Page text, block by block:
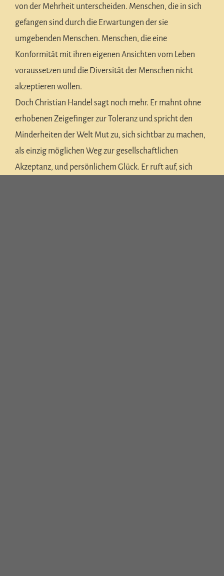
von der Mehrheit unterscheiden. Menschen, die in sich
gefangen sind durch die Erwartungen der sie
umgebenden Menschen. Menschen, die eine
Konformität mit ihren eigenen Ansichten vom Leben
voraussetzen und die Diversität der Menschen nicht
akzeptieren wollen.
Doch Christian Handel sagt noch mehr. Er mahnt ohne
erhobenen Zeigefinger zur Toleranz und spricht den
Minderheiten der Welt Mut zu, sich sichtbar zu machen,
als einzig möglichen Weg zur gesellschaftlichen
Akzeptanz, und persönlichem Glück. Er ruft auf, sich